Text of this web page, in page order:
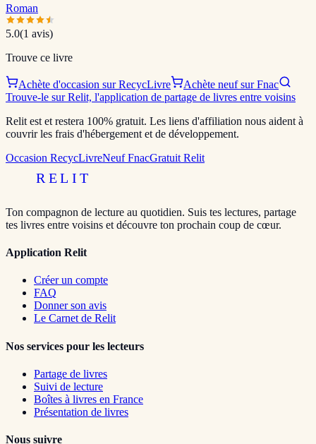
Roman
5.0(1 avis)
Trouve ce livre
Achète d'occasion sur RecycLivre
Achète neuf sur Fnac
Trouve-le sur Relit, l'application de partage de livres entre voisins
Relit est et restera 100% gratuit. Les liens d'affiliation nous aident à
couvrir les frais d'hébergement et de développement.
Occasion RecycLivreNeuf FnacGratuit Relit
RELIT
Ton compagnon de lecture au quotidien. Suis tes lectures, partage
tes livres entre voisins et découvre ton prochain coup de cœur.
Application Relit
Créer un compte
FAQ
Donner son avis
Le Carnet de Relit
Nos services pour les lecteurs
Partage de livres
Suivi de lecture
Boîtes à livres en France
Présentation de livres
Nous suivre